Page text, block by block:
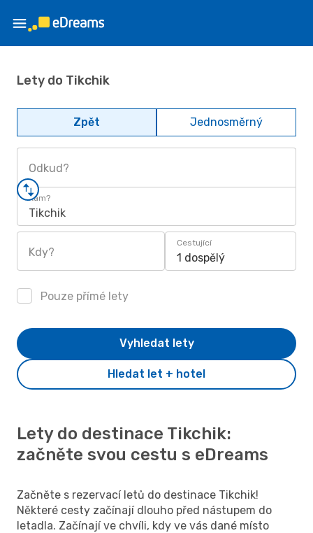
Lety do Tikchik
Zpět Jednosměrný
Odkud?
Kam?
Tikchik
Kdy?
Cestující
1 dospělý
Pouze přímé lety
Hledat let + hotel
Vyhledat lety
Lety do destinace Tikchik:
začněte svou cestu s eDreams
Začněte s rezervací letů do destinace Tikchik!
Některé cesty začínají dlouho před nástupem do
letadla. Začínají ve chvíli, kdy ve vás dané místo